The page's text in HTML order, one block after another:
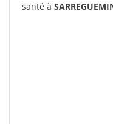
santé à